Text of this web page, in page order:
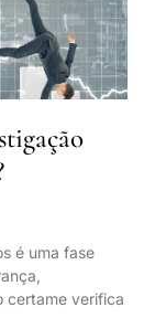
é uma fase
certame verifica